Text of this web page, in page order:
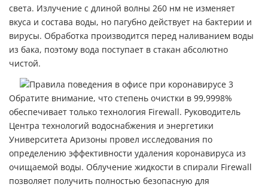
света. Излучение с длиной волны 260 нм не изменяет
вкуса и состава воды, но пагубно действует на бактерии и
вирусы. Обработка производится перед наливанием воды
из бака, поэтому вода поступает в стакан абсолютно
чистой.
Обратите внимание, что степень очистки в 99,9998%
обеспечивает только технология Firewall. Руководитель
Центра технологий водоснабжения и энергетики
Университета Аризоны провел исследования по
определению эффективности удаления коронавируса из
очищаемой воды. Облучение жидкости в спирали Firewall
позволяет получить полностью безопасную для